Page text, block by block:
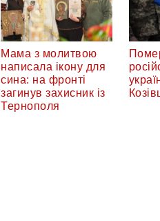
Мама з молитвою
написала ікону для
сина: на фронті
загинув захисник із
Тернополя